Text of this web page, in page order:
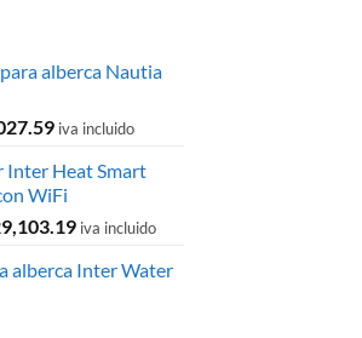
alberca Nautia
El
actual
es:
$3,027.59.
iva incluido
Inter Heat Smart
WiFi
El
actual
iva incluido
alberca Inter Water